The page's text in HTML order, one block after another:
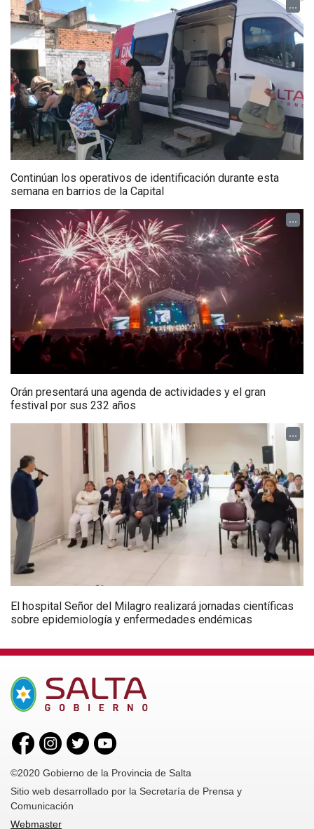
...
Continúan los operativos de identificación durante esta
semana en barrios de la Capital
...
Orán presentará una agenda de actividades y el gran
festival por sus 232 años
...
El hospital Señor del Milagro realizará jornadas científicas
sobre epidemiología y enfermedades endémicas
©2020 Gobierno de la Provincia de Salta
Sitio web desarrollado por la Secretaría de Prensa y
Comunicación
Webmaster